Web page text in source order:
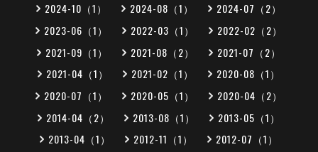
2024-10（1）
2024-08（1）
2024-07（2）
2023-06（1）
2022-03（1）
2022-02（2）
2021-09（1）
2021-08（2）
2021-07（2）
2021-04（1）
2021-02（1）
2020-08（1）
2020-07（1）
2020-05（1）
2020-04（2）
2014-04（2）
2013-08（1）
2013-05（1）
2013-04（1）
2012-11（1）
2012-07（1）